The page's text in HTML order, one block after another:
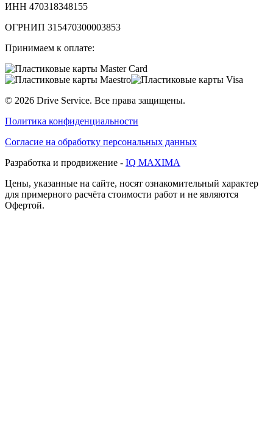
ИНН 470318348155
ОГРНИП 315470300003853
Принимаем к оплате:
© 2026 Drive Service. Все права защищены.
Политика конфиденциальности
Согласие на обработку персональных данных
Разработка и продвижение - IQ MAXIMA
Цены, указанные на сайте, носят ознакомительный характер
для примерного расчёта стоимости работ и не являются
Офертой.